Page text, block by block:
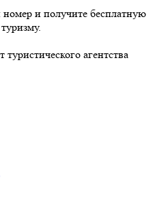
и получите бесплатную
туристического агентства